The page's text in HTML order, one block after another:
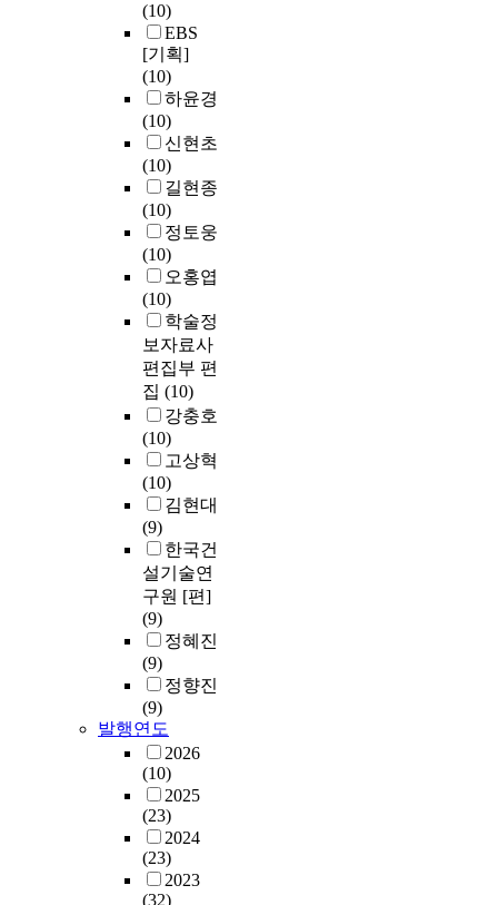
(10)
EBS
[기획]
(10)
하윤경
(10)
신현초
(10)
길현종
(10)
정토웅
(10)
오홍엽
(10)
학술정
보자료사
편집부 편
집 (10)
강충호
(10)
고상혁
(10)
김현대
(9)
한국건
설기술연
구원 [편]
(9)
정혜진
(9)
정향진
(9)
발행연도
2026
(10)
2025
(23)
2024
(23)
2023
(32)